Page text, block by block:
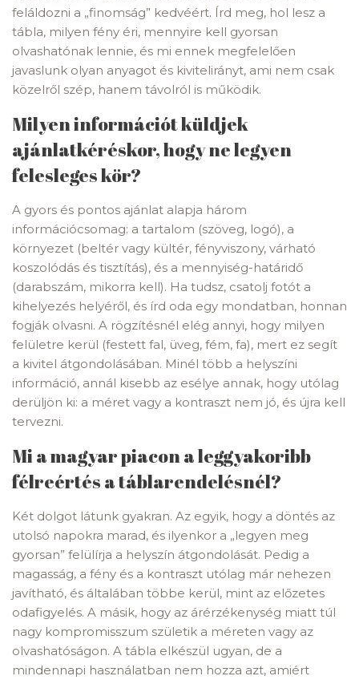
feláldozni a „finomság” kedvéért. Írd meg, hol lesz a
tábla, milyen fény éri, mennyire kell gyorsan
olvashatónak lennie, és mi ennek megfelelően
javaslunk olyan anyagot és kivitelirányt, ami nem csak
közelről szép, hanem távolról is működik.
Milyen információt küldjek
ajánlatkéréskor, hogy ne legyen
felesleges kör?
A gyors és pontos ajánlat alapja három
információcsomag: a tartalom (szöveg, logó), a
környezet (beltér vagy kültér, fényviszony, várható
koszolódás és tisztítás), és a mennyiség-határidő
(darabszám, mikorra kell). Ha tudsz, csatolj fotót a
kihelyezés helyéről, és írd oda egy mondatban, honnan
fogják olvasni. A rögzítésnél elég annyi, hogy milyen
felületre kerül (festett fal, üveg, fém, fa), mert ez segít
a kivitel átgondolásában. Minél több a helyszíni
információ, annál kisebb az esélye annak, hogy utólag
derüljön ki: a méret vagy a kontraszt nem jó, és újra kell
tervezni.
Mi a magyar piacon a leggyakoribb
félreértés a táblarendelésnél?
Két dolgot látunk gyakran. Az egyik, hogy a döntés az
utolsó napokra marad, és ilyenkor a „legyen meg
gyorsan” felülírja a helyszín átgondolását. Pedig a
magasság, a fény és a kontraszt utólag már nehezen
javítható, és általában többe kerül, mint az előzetes
odafigyelés. A másik, hogy az árérzékenység miatt túl
nagy kompromisszum születik a méreten vagy az
olvashatóságon. A tábla elkészül ugyan, de a
mindennapi használatban nem hozza azt, amiért